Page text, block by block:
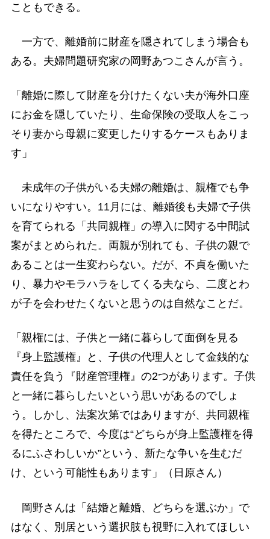
こともできる。
一方で、離婚前に財産を隠されてしまう場合も
ある。夫婦問題研究家の岡野あつこさんが言う。
「離婚に際して財産を分けたくない夫が海外口座
にお金を隠していたり、生命保険の受取人をこっ
そり妻から母親に変更したりするケースもありま
す」
未成年の子供がいる夫婦の離婚は、親権でも争
いになりやすい。11月には、離婚後も夫婦で子供
を育てられる「共同親権」の導入に関する中間試
案がまとめられた。両親が別れても、子供の親で
あることは一生変わらない。だが、不貞を働いた
り、暴力やモラハラをしてくる夫なら、二度とわ
が子を会わせたくないと思うのは自然なことだ。
「親権には、子供と一緒に暮らして面倒を見る
『身上監護権』と、子供の代理人として金銭的な
責任を負う『財産管理権』の2つがあります。子供
と一緒に暮らしたいという思いがあるのでしょ
う。しかし、法案次第ではありますが、共同親権
を得たところで、今度は“どちらが身上監護権を得
るにふさわしいか”という、新たな争いを生むだ
け、という可能性もあります」（日原さん）
岡野さんは「結婚と離婚、どちらを選ぶか」で
はなく、別居という選択肢も視野に入れてほしい